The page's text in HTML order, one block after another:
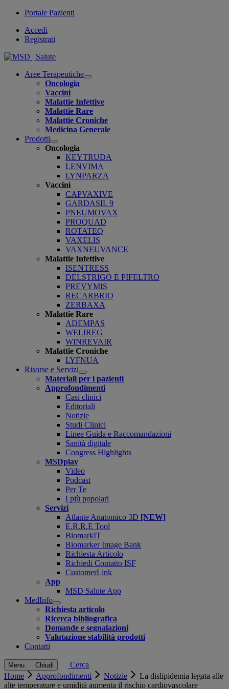
Portale Pazienti
Accedi
Registrati
Aree Terapeutiche
Open
Oncologia
Vaccini
Malattie Infettive
Malattie Rare
Malattie Croniche
Medicina Generale
Prodotti
Open
submenu
Oncologia
KEYTRUDA
LENVIMA
LYNPARZA
Vaccini
CAPVAXIVE
GARDASIL 9
PNEUMOVAX
PROQUAD
ROTATEQ
VAXELIS
VAXNEUVANCE
Malattie Infettive
ISENTRESS
DELSTRIGO E PIFELTRO
PREVYMIS
RECARBRIO
ZERBAXA
Malattie Rare
ADEMPAS
WELIREG
WINREVAIR
Malattie Croniche
LYFNUA
Risorse e Servizi
Open
submenu
Materiali per i pazienti
Approfondimenti
Casi clinici
Editoriali
Notizie
Studi Clinici
Linee Guida e Raccomandazioni
Sanità digitale
Congress Highlights
MSDplay
Video
Podcast
Per Te
I più popolari
Servizi
Atlante Anatomico 3D [NEW]
E.R.R.E Tool
BiomarkIT
Biomarker Image Bank
Richiesta Articolo
Richiedi Contatto ISF
CustomerLink
App
MSD Salute App
MedInfo
Open
submenu
Richiesta articolo
Ricerca bibliografica
Domande e segnalazioni
Valutazione stabilità prodotti
Contatti
Menu Chiudi
Cerca
Home
Approfondimenti Notizie
La dislipidemia legata alle
alte temperature e umidità aumenta il rischio cardiovascolare